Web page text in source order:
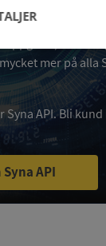
API där du
mer på alla
Syna API. Bli
API
Prestanda